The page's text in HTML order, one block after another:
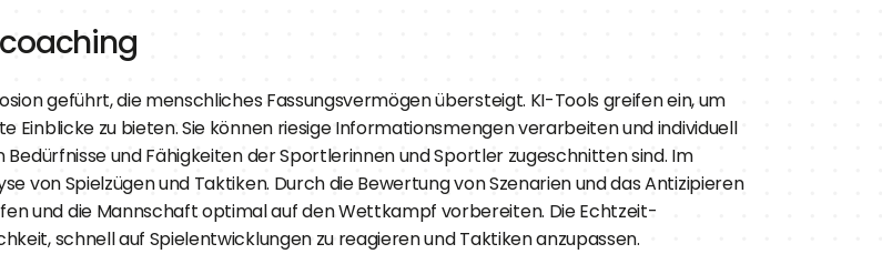
geführt, die menschliches Fassungsvermögen übersteigt. KI-Tools greifen ein, um
zu bieten. Sie können riesige Informationsmengen verarbeiten und individuell
und Fähigkeiten der Sportlerinnen und Sportler zugeschnitten sind. Im
von Spielzügen und Taktiken. Durch die Bewertung von Szenarien und das Antizipieren
und die Mannschaft optimal auf den Wettkampf vorbereiten. Die Echtzeit-
schnell auf Spielentwicklungen zu reagieren und Taktiken anzupassen.